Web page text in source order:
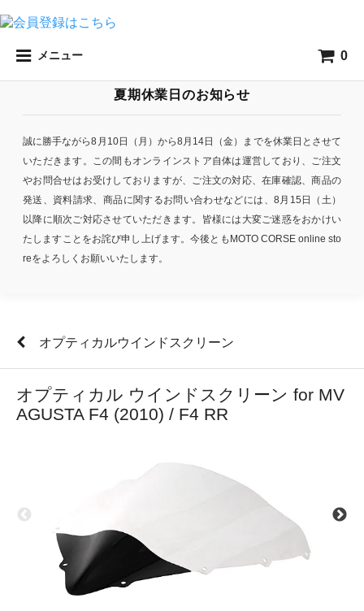
メニュー 0
夏期休業日のお知らせ
誠に勝手ながら8月10日（月）から8月14日（金）までを休業日とさせて
いただきます。この間もオンラインストア自体は運営しており、ご注文
やお問合せはお受けしておりますが、ご注文の対応、在庫確認、商品の
発送、資料請求、商品に関するお問い合わせなどには、8月15日（土）
以降に順次ご対応させていただきます。皆様には大変ご迷惑をおかけい
たしますことをお詫び申し上げます。今後ともMOTO CORSE online sto
reをよろしくお願いいたします。
オプティカルウインドスクリーン
オプティカル ウインドスクリーン for MV
AGUSTA F4 (2010) / F4 RR